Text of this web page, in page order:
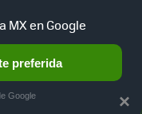
Twitter
×
MX en Google
preferida
Google